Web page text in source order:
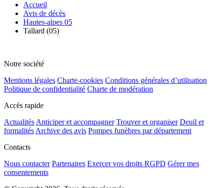
Accueil
Avis de décès
Hautes-alpes 05
Tallard (05)
Notre société
Mentions légales Charte-cookies Conditions générales d’utilisation
Politique de confidentialité Charte de modération
Accès rapide
Actualités Anticiper et accompagner Trouver et organiser Deuil et
formalités Archive des avis Pompes funèbres par département
Contacts
Nous contacter Partenaires Exercer vos droits RGPD Gérer mes
consentements